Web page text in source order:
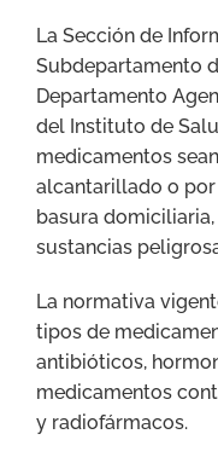
La Sección de
Subdepartamento
Departamento
del Instituto de
medicamentos
alcantarillado o
basura
sustancias
La normativa
tipos de
antibióticos,
medicamentos
y radiofármacos.